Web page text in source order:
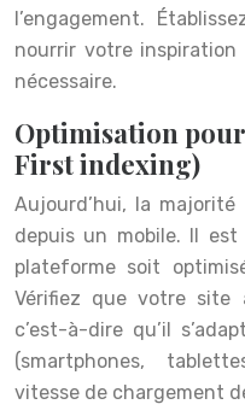
l’engagement.
nourrir votre
nécessaire.
Optimisation
First indexing)
Aujourd’hui, la
depuis un mobile. Il
plateforme soit
Vérifiez que votre site
c’est-à-dire qu’il
(smartphones,
vitesse de chargement